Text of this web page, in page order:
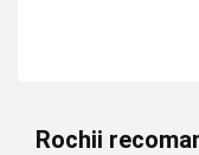
Rochii